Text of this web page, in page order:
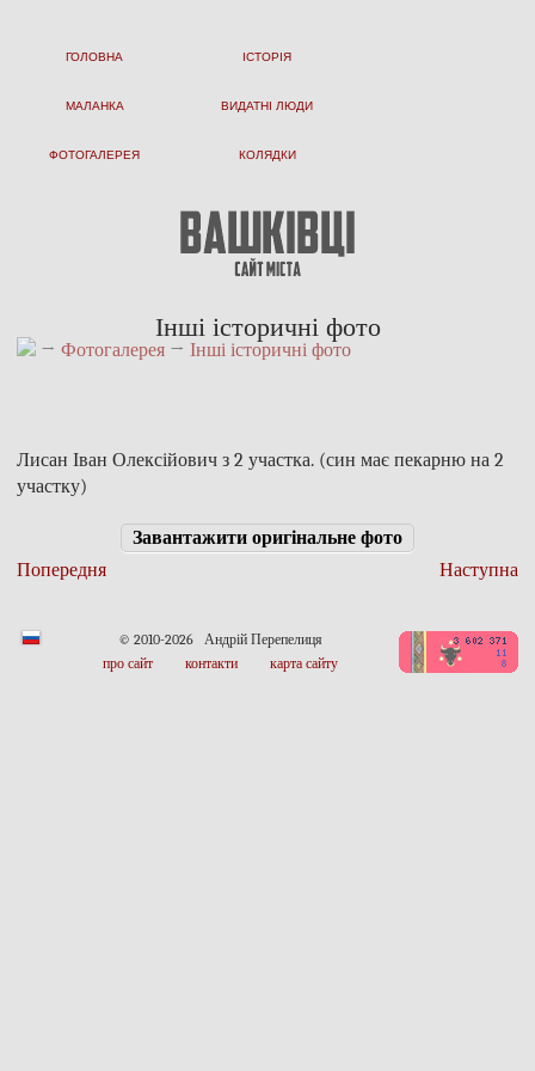
ГОЛОВНА ІСТОРІЯ
МАЛАНКА ВИДАТНІ ЛЮДИ
ФОТОГАЛЕРЕЯ КОЛЯДКИ
Інші історичні фото
→ Фотогалерея → Інші історичні фото
Лисан Іван Олексійович з 2 участка. (син має пекарню на 2
участку)
Завантажити оригінальне фото
Попередня
Наступна
© 2010-2026 Андрій Перепелиця
про сайт
контакти карта сайту